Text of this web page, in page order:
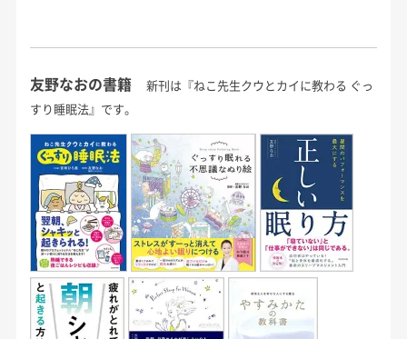
友野なおの書籍
新刊は『ねこ先生クウとカイに教わる ぐっ
すり睡眠法』です。